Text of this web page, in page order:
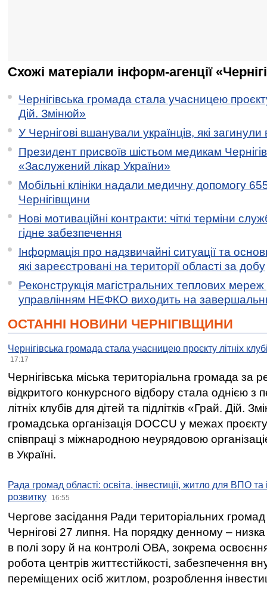
Схожі матеріали інформ-агенції
Чернігівська громада стала учасницею
Дій. Змінюй»
У Чернігові вшанували українців, які загинули
Президент присвоїв шістьом медикам
«Заслужений лікар України»
Мобільні клініки надали медичну допомогу
Чернігівщини
Нові мотиваційні контракти: чіткі терміни
гідне забезпечення
Інформація про надзвичайні ситуації та
які зареєстровані на території області за добу
Реконструкція магістральних теплових мереж
управлінням НЕФКО виходить на
ОСТАННІ НОВИНИ ЧЕРНІГІВЩИНИ
Чернігівська громада стала учасницею проєкту літніх
17:17
Чернігівська міська територіальна громада за
відкритого конкурсного відбору стала однією
літніх клубів для дітей та підлітків «Грай. Дій.
громадська організація DOCCU у межах
співпраці з міжнародною неурядовою
в Україні.
Рада громад області: освіта, інвестиції, житло для ВПО
розвитку
16:55
Чергове засідання Ради територіальних громад
Чернігові 27 липня. На порядку денному –
в полі зору й на контролі ОВА, зокрема освоєння
робота центрів життєстійкості, забезпечення
переміщених осіб житлом, розроблення